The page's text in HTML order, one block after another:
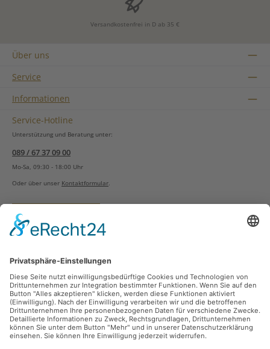
Versandkostenfrei in D ab 35 €
Über uns
Service
Informationen
Service-Hotline
Unterstützung und Beratung unter:
089 / 67 37 09 00
Mo-Sa, 09:30 - 18:00 Uhr
Oder über unser Kontaktformular.
Vertrag widerrufen
Zahlungsarten
Sicher Einkaufen
Ladengeschäft
Newsletter